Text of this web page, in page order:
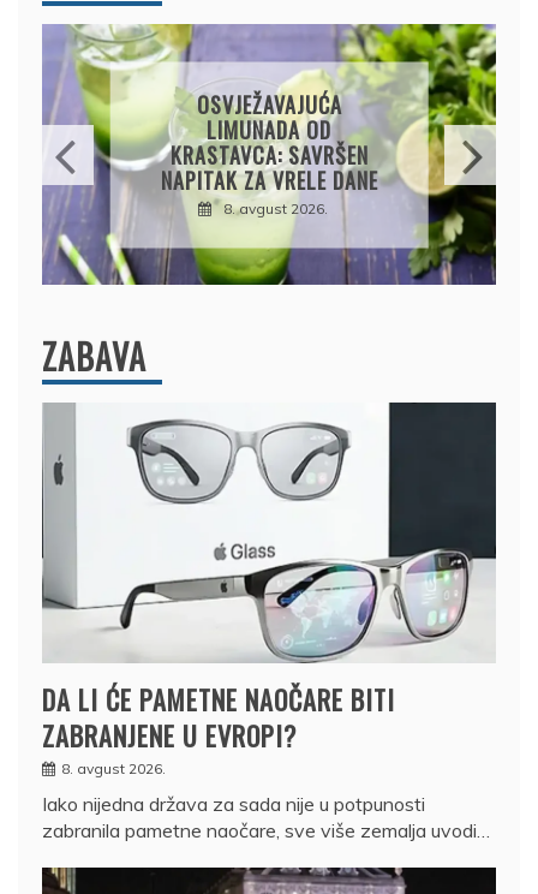
OSVJEŽAVAJUĆA
LIMUNADA OD
KRASTAVCA: SAVRŠEN
NAPITAK ZA VRELE DANE
8. avgust 2026.
ZABAVA
DA LI ĆE PAMETNE NAOČARE BITI
ZABRANJENE U EVROPI?
8. avgust 2026.
Iako nijedna država za sada nije u potpunosti
zabranila pametne naočare, sve više zemalja uvodi…